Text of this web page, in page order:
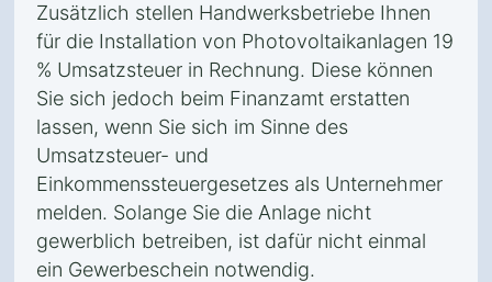
Zusätzlich stellen Handwerksbetriebe Ihnen
für die Installation von Photovoltaikanlagen 19
% Umsatzsteuer in Rechnung. Diese können
Sie sich jedoch beim Finanzamt erstatten
lassen, wenn Sie sich im Sinne des
Umsatzsteuer- und
Einkommenssteuergesetzes als Unternehmer
melden. Solange Sie die Anlage nicht
gewerblich betreiben, ist dafür nicht einmal
ein Gewerbeschein notwendig.